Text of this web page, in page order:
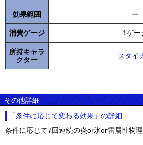
効果範囲 ー
消費ゲージ 1ゲー
所持キャラ
クター
スタイ
その他詳細
「条件に応じて変わる効果」の詳細
条件に応じて7回連続の炎or氷or雷属性物